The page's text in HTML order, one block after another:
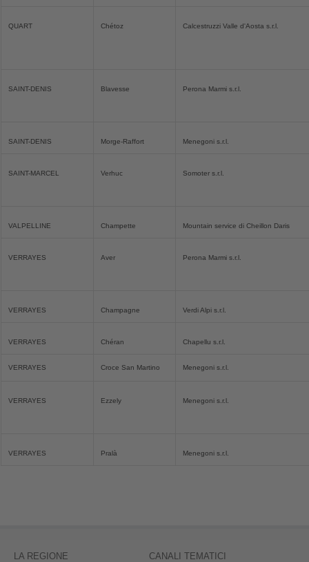
QUART Chétoz Calcestruzzi Valle d'Aosta s.r.l.
SAINT-DENIS Blavesse Perona Marmi s.r.l.
SAINT-DENIS Morge-Raffort Menegoni s.r.l.
SAINT-MARCEL Verhuc Somoter s.r.l.
VALPELLINE Champette Mountain service di Cheillon Daris
VERRAYES Aver Perona Marmi s.r.l.
VERRAYES Champagne Verdi Alpi s.r.l.
VERRAYES Chéran Chapellu s.r.l.
VERRAYES Croce San Martino Menegoni s.r.l.
VERRAYES Ezzely Menegoni s.r.l.
VERRAYES Pralà Menegoni s.r.l.
LA REGIONE CANALI TEMATICI